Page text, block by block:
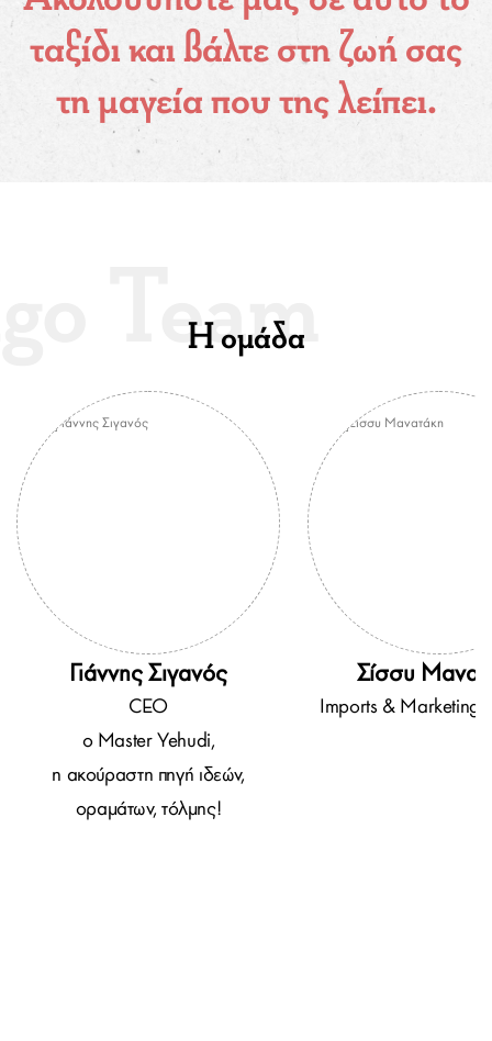
ταξίδι καιβάλτε στη ζωή σας
τη μαγεία που της λείπει.
Η ομάδα
Γιάννης Σιγανός
CEO
ο Master Yehudi,
η ακούραστη πηγή ιδεών,
οραμάτων, τόλμης!
Σίσσυ
Imports & Marketing